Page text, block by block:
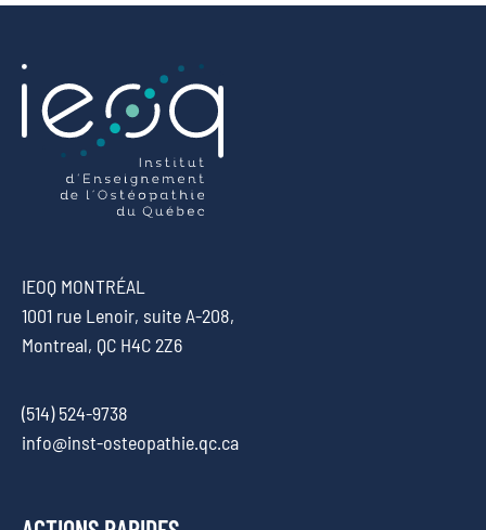
IEOQ MONTRÉAL
1001 rue Lenoir, suite A-208,
Montreal, QC H4C 2Z6
(514) 524-9738
info@inst-osteopathie.qc.ca